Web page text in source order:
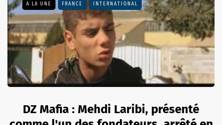
A LA UNE FRANCE INTERNATIONAL
DZ Mafia : Mehdi Laribi, présenté